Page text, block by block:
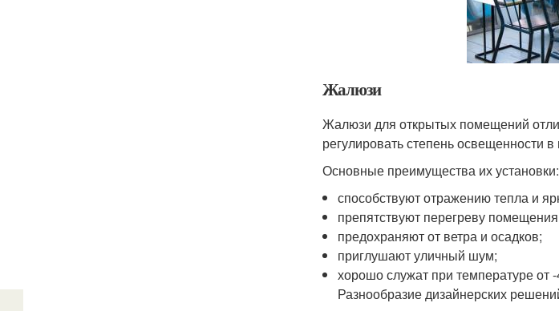
Жалюзи
Жалюзи для открытых помещений
регулировать степень освещенности
Основные преимущества их установки:
способствуют отражению тепла и
препятствуют перегреву
предохраняют от ветра и осадков;
приглушают уличный шум;
хорошо служат при температуре от
Разнообразие дизайнерских